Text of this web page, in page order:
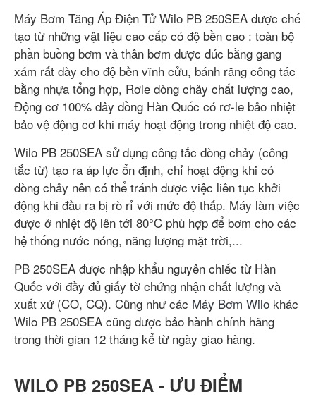
Máy Bơm Tăng Áp Điện Tử Wilo PB 250SEA được chế
tạo từ những vật liệu cao cấp có độ bền cao : toàn bộ
phần buồng bơm và thân bơm được đúc bằng gang
xám rất dày cho độ bền vĩnh cửu, bánh răng công tác
bằng nhựa tổng hợp, Rơle dòng chảy chất lượng cao,
Động cơ 100% dây đồng Hàn Quốc có rơ-le bảo nhiệt
bảo vệ động cơ khi máy hoạt động trong nhiệt độ cao.
Wilo PB 250SEA sử dụng công tắc dòng chảy (công
tắc từ) tạo ra áp lực ổn định, chỉ hoạt động khi có
dòng chảy nên có thể tránh được việc liên tục khởi
động khi đầu ra bị rò rỉ với mức độ thấp. Máy làm việc
được ở nhiệt độ lên tới 80°C phù hợp để bơm cho các
hệ thống nước nóng, năng lượng mặt trời,...
PB 250SEA được nhập khẩu nguyên chiếc từ Hàn
Quốc với đầy đủ giấy tờ chứng nhận chất lượng và
xuất xứ (CO, CQ). Cũng như các Máy Bơm Wilo khác
Wilo PB 250SEA cũng được bảo hành chính hãng
trong thời gian 12 tháng kể từ ngày giao hàng.
WILO PB 250SEA - ƯU ĐIỂM